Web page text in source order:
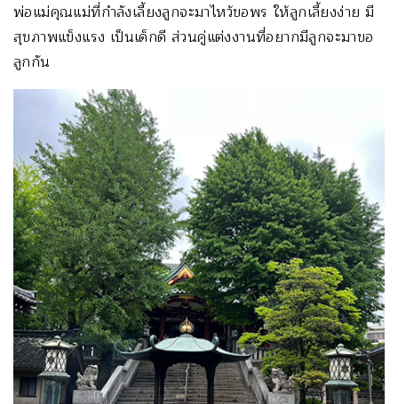
พ่อแม่คุณแม่ที่กำลังเลี้ยงลูกจะมาไหว้ขอพร ให้ลูกเลี้ยงง่าย มี
สุขภาพแข็งแรง เป็นเด็กดี ส่วนคู่แต่งงานที่อยากมีลูกจะมาขอ
ลูกกัน